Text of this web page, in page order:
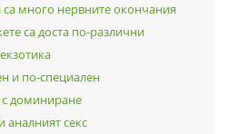
са много нервните окончания
са доста по-различни
и по-специален
с доминиране
секс